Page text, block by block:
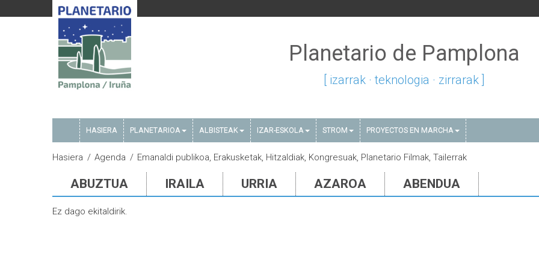
Planetario de Pamplona
[ izarrak · teknologia · zirrarak ]
HASIERA PLANETARIOA ALBISTEAK IZAR-ESKOLA STROM PROYECTOS EN MARCHA
Hasiera Agenda Emanaldi publikoa, Erakusketak, Hitzaldiak, Kongresuak, Planetario Filmak, Tailerrak
ABUZTUA IRAILA URRIA AZAROA ABENDUA
Ez dago ekitaldirik.